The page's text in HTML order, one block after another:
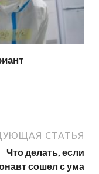
СТАТЬЯ
Что делать, если
сошел с ума